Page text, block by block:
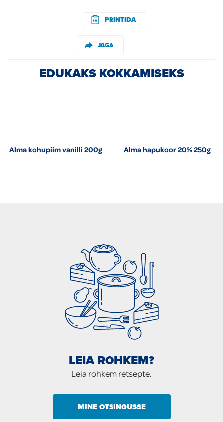
PRINTIDA
JAGA
EDUKAKS KOKKAMISEKS
Alma kohupiim vanilli 200g Alma hapukoor 20% 250g
LEIA ROHKEM?
Leia rohkem retsepte.
MINE OTSINGUSSE